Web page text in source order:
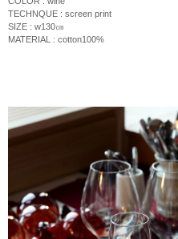
TECHNQUE : screen print
SIZE : w130㎝
MATERIAL : cotton100%